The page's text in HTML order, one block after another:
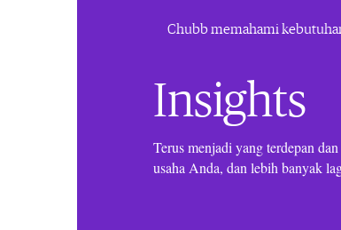
Chubb memahami
Insights
Terus menjadi yang terdepan
usaha Anda, dan lebih banyak